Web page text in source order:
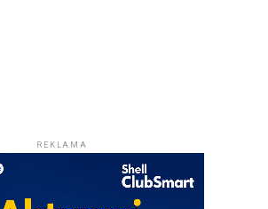
REKLAMA